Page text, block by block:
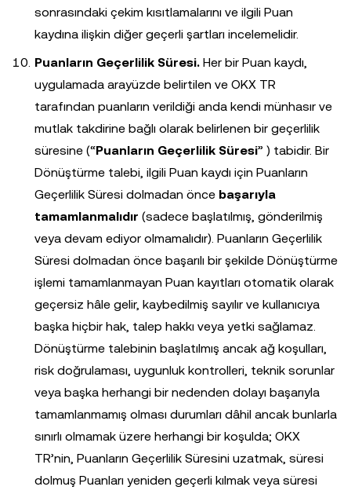
sonrasındaki çekim kısıtlamalarını ve ilgili Puan
kaydına ilişkin diğer geçerli şartları incelemelidir.
Puanların Geçerlilik Süresi. Her bir Puan kaydı,
uygulamada arayüzde belirtilen ve OKX TR
tarafından puanların verildiği anda kendi münhasır ve
mutlak takdirine bağlı olarak belirlenen bir geçerlilik
süresine (“Puanların Geçerlilik Süresi” ) tabidir. Bir
Dönüştürme talebi, ilgili Puan kaydı için Puanların
Geçerlilik Süresi dolmadan önce başarıyla
tamamlanmalıdır (sadece başlatılmış, gönderilmiş
veya devam ediyor olmamalıdır). Puanların Geçerlilik
Süresi dolmadan önce başarılı bir şekilde Dönüştürme
işlemi tamamlanmayan Puan kayıtları otomatik olarak
geçersiz hâle gelir, kaybedilmiş sayılır ve kullanıcıya
başka hiçbir hak, talep hakkı veya yetki sağlamaz.
Dönüştürme talebinin başlatılmış ancak ağ koşulları,
risk doğrulaması, uygunluk kontrolleri, teknik sorunlar
veya başka herhangi bir nedenden dolayı başarıyla
tamamlanmamış olması durumları dâhil ancak bunlarla
sınırlı olmamak üzere herhangi bir koşulda; OKX
TR’nin, Puanların Geçerlilik Süresini uzatmak, süresi
dolmuş Puanları yeniden geçerli kılmak veya süresi